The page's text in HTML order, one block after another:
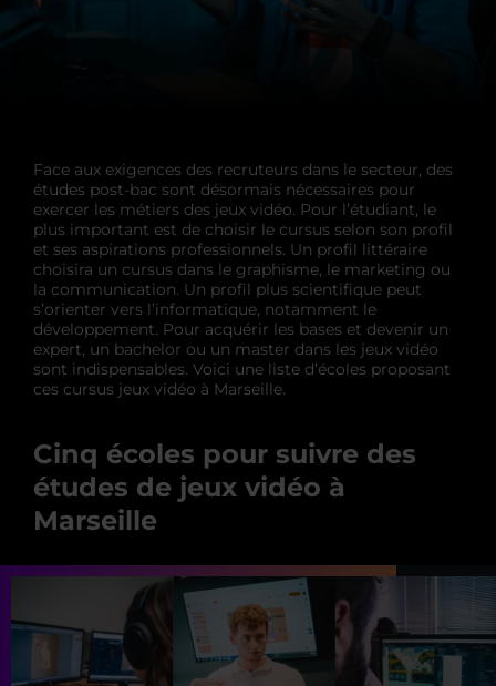
Face aux exigences des recruteurs dans le secteur, des
études post-bac sont désormais nécessaires pour
exercer les métiers des jeux vidéo. Pour l’étudiant, le
plus important est de choisir le cursus selon son profil
et ses aspirations professionnels. Un profil littéraire
choisira un cursus dans le graphisme, le marketing ou
la communication. Un profil plus scientifique peut
s’orienter vers l’informatique, notamment le
développement. Pour acquérir les bases et devenir un
expert, un bachelor ou un master dans les jeux vidéo
sont indispensables. Voici une liste d’écoles proposant
ces cursus jeux vidéo à Marseille.
Cinq écoles pour suivre des
études de jeux vidéo à
Marseille